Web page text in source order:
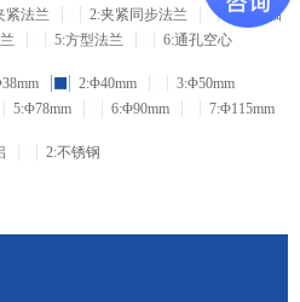
紧法兰 2:夹紧同步法兰
3:盲孔轴
5:方型法兰 6:通孔空心
2:Φ40mm
3:Φ50mm
5:Φ78mm 6:Φ90mm 7:Φ115mm
2:不锈钢